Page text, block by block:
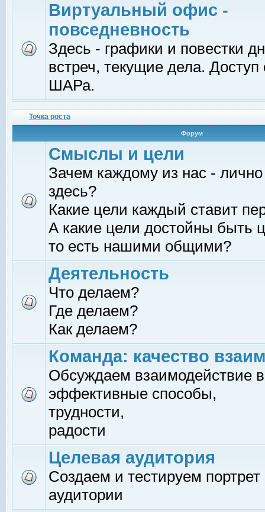
Виртуальный офис -
повседневность
Здесь - графики и повестки
встреч, текущие дела.
ШАРа.
Точка роста
Форум
Смыслы и цели
Зачем каждому из нас -
здесь?
Какие цели каждый ставит
А какие цели достойны быть
то есть нашими общими?
Деятельность
Что делаем?
Где делаем?
Как делаем?
Команда: качество
Обсуждаем взаимодействие
эффективные способы,
трудности,
радости
Целевая аудитория
Создаем и тестируем
аудитории